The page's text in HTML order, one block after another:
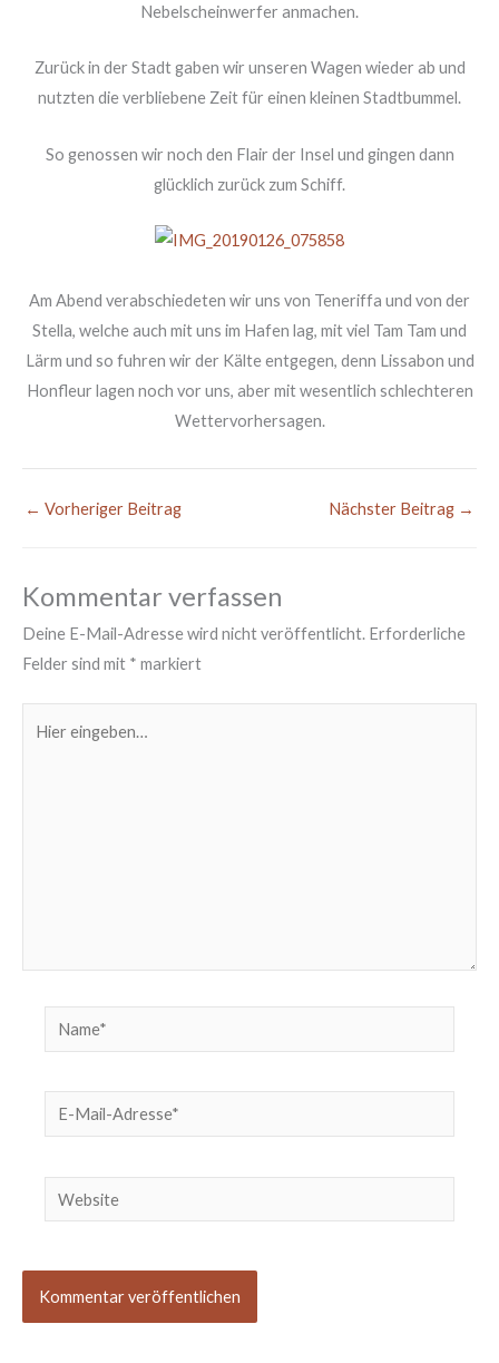
Nebelscheinwerfer anmachen.
Zurück in der Stadt gaben wir unseren Wagen wieder ab und
nutzten die verbliebene Zeit für einen kleinen Stadtbummel.
So genossen wir noch den Flair der Insel und gingen dann
glücklich zurück zum Schiff.
Am Abend verabschiedeten wir uns von Teneriffa und von der
Stella, welche auch mit uns im Hafen lag, mit viel Tam Tam und
Lärm und so fuhren wir der Kälte entgegen, denn Lissabon und
Honfleur lagen noch vor uns, aber mit wesentlich schlechteren
Wettervorhersagen.
← Vorheriger Beitrag Nächster Beitrag →
Kommentar verfassen
Deine E-Mail-Adresse wird nicht veröffentlicht. Erforderliche
Felder sind mit * markiert
eingeben…
Name*
E-
Mail-
Website